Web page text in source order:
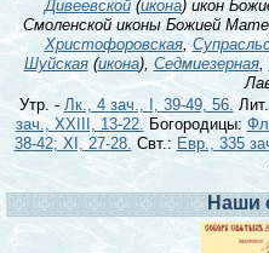
Дивеевской(икона) икон
Смоленской иконы Божией
Христофоровская,
Шуйская(икона), Седмиезерная,
Утр. - Лк., 4 зач., I, 39-49, 56.
зач., XXIII, 13-22. Богородицы:
38-42; XI, 27-28. Свт.: Евр., 335
Наши